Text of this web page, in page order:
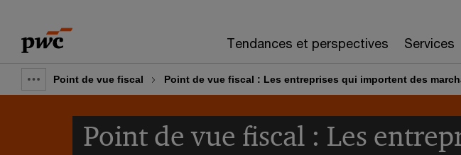
content
footer
Tendances et perspectives Services
Show
breadcrumb
Point de vue fiscal Point de vue fiscal : Les entreprises qui importent des
Point de vue fiscal : Les